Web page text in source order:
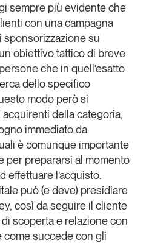
sempre più evidente che
con una campagna
sponsorizzazione su
obiettivo tattico di breve
che in quell’esatto
dello specifico
modo però si
della categoria,
immediato da
è comunque importante
per prepararsi al momento
effettuare l’acquisto.
può (e deve) presidiare
così da seguire il cliente
scoperta e relazione con
come succede con gli